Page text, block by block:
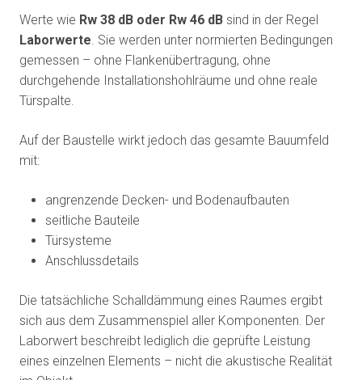
Werte wie Rw 38 dB oder Rw 46 dB sind in der Regel
Laborwerte. Sie werden unter normierten Bedingungen
gemessen – ohne Flankenübertragung, ohne
durchgehende Installationshohlräume und ohne reale
Türspalte.
Auf der Baustelle wirkt jedoch das gesamte Bauumfeld
mit:
angrenzende Decken- und Bodenaufbauten
seitliche Bauteile
Türsysteme
Anschlussdetails
Die tatsächliche Schalldämmung eines Raumes ergibt
sich aus dem Zusammenspiel aller Komponenten. Der
Laborwert beschreibt lediglich die geprüfte Leistung
eines einzelnen Elements – nicht die akustische Realität